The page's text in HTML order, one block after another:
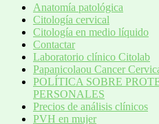
Anatomía patológica
Citología cervical
Citología en medio líquido
Contactar
Laboratorio clínico Citolab
Papanicolaou Cancer
POLÍTICA SOBRE
PERSONALES
Precios de análisis clínicos
PVH en mujer